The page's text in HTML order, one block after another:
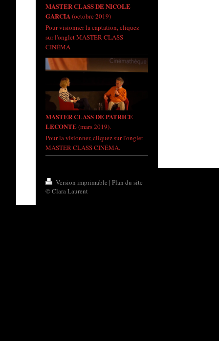
MASTER CLASS DE NICOLE
GARCIA(octobre 2019)
Pour visionner la captation, cliquez
sur l'onglet MASTER CLASS
CINÉMA
MASTER CLASS DE PATRICE
LECONTE(mars 2019).
Pour la visionner, cliquez sur l'onglet
MASTER CLASS CINÉMA.
Version imprimable | Plan du site
© Clara Laurent